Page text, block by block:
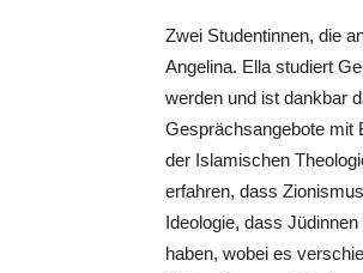
Zwei Studentinnen, die
Angelina. Ella studiert
werden und ist dankbar
Gesprächsangebote mit
der Islamischen
erfahren, dass
Ideologie, dass
haben, wobei es